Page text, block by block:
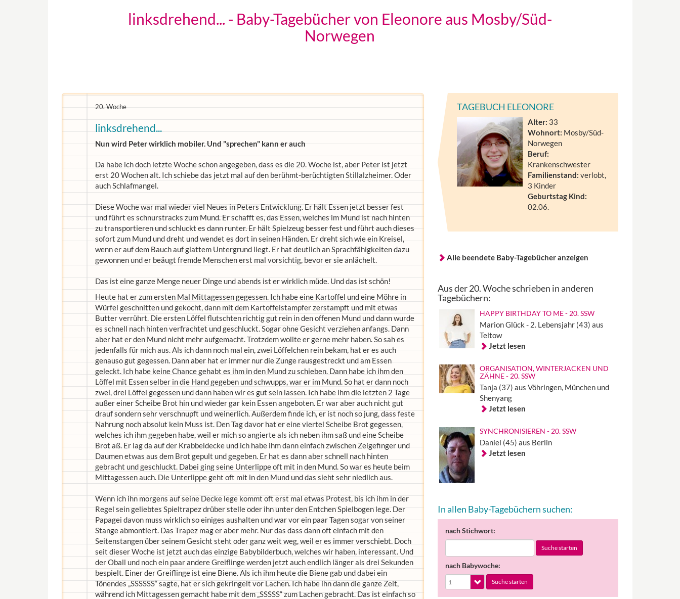
linksdrehend... - Baby-Tagebücher von Eleonore aus Mosby/Süd-
Norwegen
20. Woche
linksdrehend...
Nun wird Peter wirklich mobiler. Und "sprechen" kann er auch
Da habe ich doch letzte Woche schon angegeben, dass es die 20. Woche ist, aber Peter ist jetzt
erst 20 Wochen alt. Ich schiebe das jetzt mal auf den berühmt-berüchtigten Stillalzheimer. Oder
auch Schlafmangel.
Diese Woche war mal wieder viel Neues in Peters Entwicklung. Er hält Essen jetzt besser fest
und führt es schnurstracks zum Mund. Er schafft es, das Essen, welches im Mund ist nach hinten
zu transportieren und schluckt es dann runter. Er hält Spielzeug besser fest und führt auch dieses
sofort zum Mund und dreht und wendet es dort in seinen Händen. Er dreht sich wie ein Kreisel,
wenn er auf dem Bauch auf glattem Untergrund liegt. Er hat deutlich an Sprachfähigkeiten dazu
gewonnen und er beäugt fremde Menschen erst mal vorsichtig, bevor er sie anlächelt.
Das ist eine ganze Menge neuer Dinge und abends ist er wirklich müde. Und das ist schön!
Heute hat er zum ersten Mal Mittagessen gegessen. Ich habe eine Kartoffel und eine Möhre in
Würfel geschnitten und gekocht, dann mit dem Kartoffelstampfer zerstampft und mit etwas
Butter verrührt. Die ersten Löffel flutschten richtig gut rein in den offenen Mund und dann wurde
es schnell nach hinten verfrachtet und geschluckt. Sogar ohne Gesicht verziehen anfangs. Dann
aber hat er den Mund nicht mehr aufgemacht. Trotzdem wollte er gerne mehr haben. So sah es
jedenfalls für mich aus. Als ich dann noch mal ein, zwei Löffelchen rein bekam, hat er es auch
genauso gut gegessen. Dann aber hat er immer nur die Zunge rausgestreckt und am Essen
geleckt. Ich habe keine Chance gehabt es ihm in den Mund zu schieben. Dann habe ich ihm den
Löffel mit Essen selber in die Hand gegeben und schwupps, war er im Mund. So hat er dann noch
zwei, drei Löffel gegessen und dann haben wir es gut sein lassen. Ich habe ihm die letzten 2 Tage
außer einer Scheibe Brot hin und wieder gar kein Essen angeboten. Er war aber auch nicht gut
drauf sondern sehr verschnupft und weinerlich. Außerdem finde ich, er ist noch so jung, dass feste
Nahrung noch absolut kein Muss ist. Den Tag davor hat er eine viertel Scheibe Brot gegessen,
welches ich ihm gegeben habe, weil er mich so angierte als ich neben ihm saß und eine Scheibe
Brot aß. Er lag da auf der Krabbeldecke und ich habe ihm dann einfach zwischen Zeigefinger und
Daumen etwas aus dem Brot gepult und gegeben. Er hat es dann aber schnell nach hinten
gebracht und geschluckt. Dabei ging seine Unterlippe oft mit in den Mund. So war es heute beim
Mittagessen auch. Die Unterlippe geht oft mit in den Mund und das sieht sehr niedlich aus.
Wenn ich ihn morgens auf seine Decke lege kommt oft erst mal etwas Protest, bis ich ihm in der
Regel sein geliebtes Spieltrapez drüber stelle oder ihn unter den Entchen Spielbogen lege. Der
Papagei davon muss wirklich so einiges aushalten und war vor ein paar Tagen sogar von seiner
Stange abmontiert. Das Trapez mag er aber mehr. Nur das dass dann oft einfach mit den
Seitenstangen über seinem Gesicht steht oder ganz weit weg, weil er es immer verschiebt. Doch
seit dieser Woche ist jetzt auch das einzige Babybilderbuch, welches wir haben, interessant. Und
der Oball und noch ein paar andere Greiflinge werden jetzt auch endlich länger als drei Sekunden
bespielt. Einer der Greiflinge ist eine Biene. Als ich ihm heute die Biene gab und dabei ein
Tönendes „SSSSSS“ sagte, hat er sich gekringelt vor Lachen. Ich habe ihn dann die ganze Zeit,
während ich Mittagessen gemacht habe mit dem „SSSSS“ zum Lachen gebracht. Das ist einfach so
TAGEBUCH ELEONORE
Alter: 33
Wohnort: Mosby/Süd-
Norwegen
Beruf:
Krankenschwester
Familienstand: verlobt,
3 Kinder
Geburtstag Kind:
02.06.
Alle beendete Baby-Tagebücher anzeigen
Aus der 20. Woche schrieben in anderen
Tagebüchern:
HAPPY BIRTHDAY TO ME - 20. SSW
Marion Glück - 2. Lebensjahr (43) aus
Teltow
Jetzt lesen
ORGANISATION, WINTERJACKEN UND
ZÄHNE - 20. SSW
Tanja (37) aus Vöhringen, München und
Shenyang
Jetzt lesen
SYNCHRONISIEREN - 20. SSW
Daniel (45) aus Berlin
Jetzt lesen
In allen Baby-Tagebüchern suchen:
nach Stichwort:
Suche starten
nach Babywoche:
Suche starten